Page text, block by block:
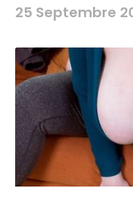
25 Septembre